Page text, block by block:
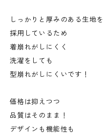
しっかりと厚みのある生地を
採用しているため
着崩れがしにくく
洗濯をしても
型崩れがしにくいです！
価格は抑えつつ
品質はそのまま！
デザインも機能性も